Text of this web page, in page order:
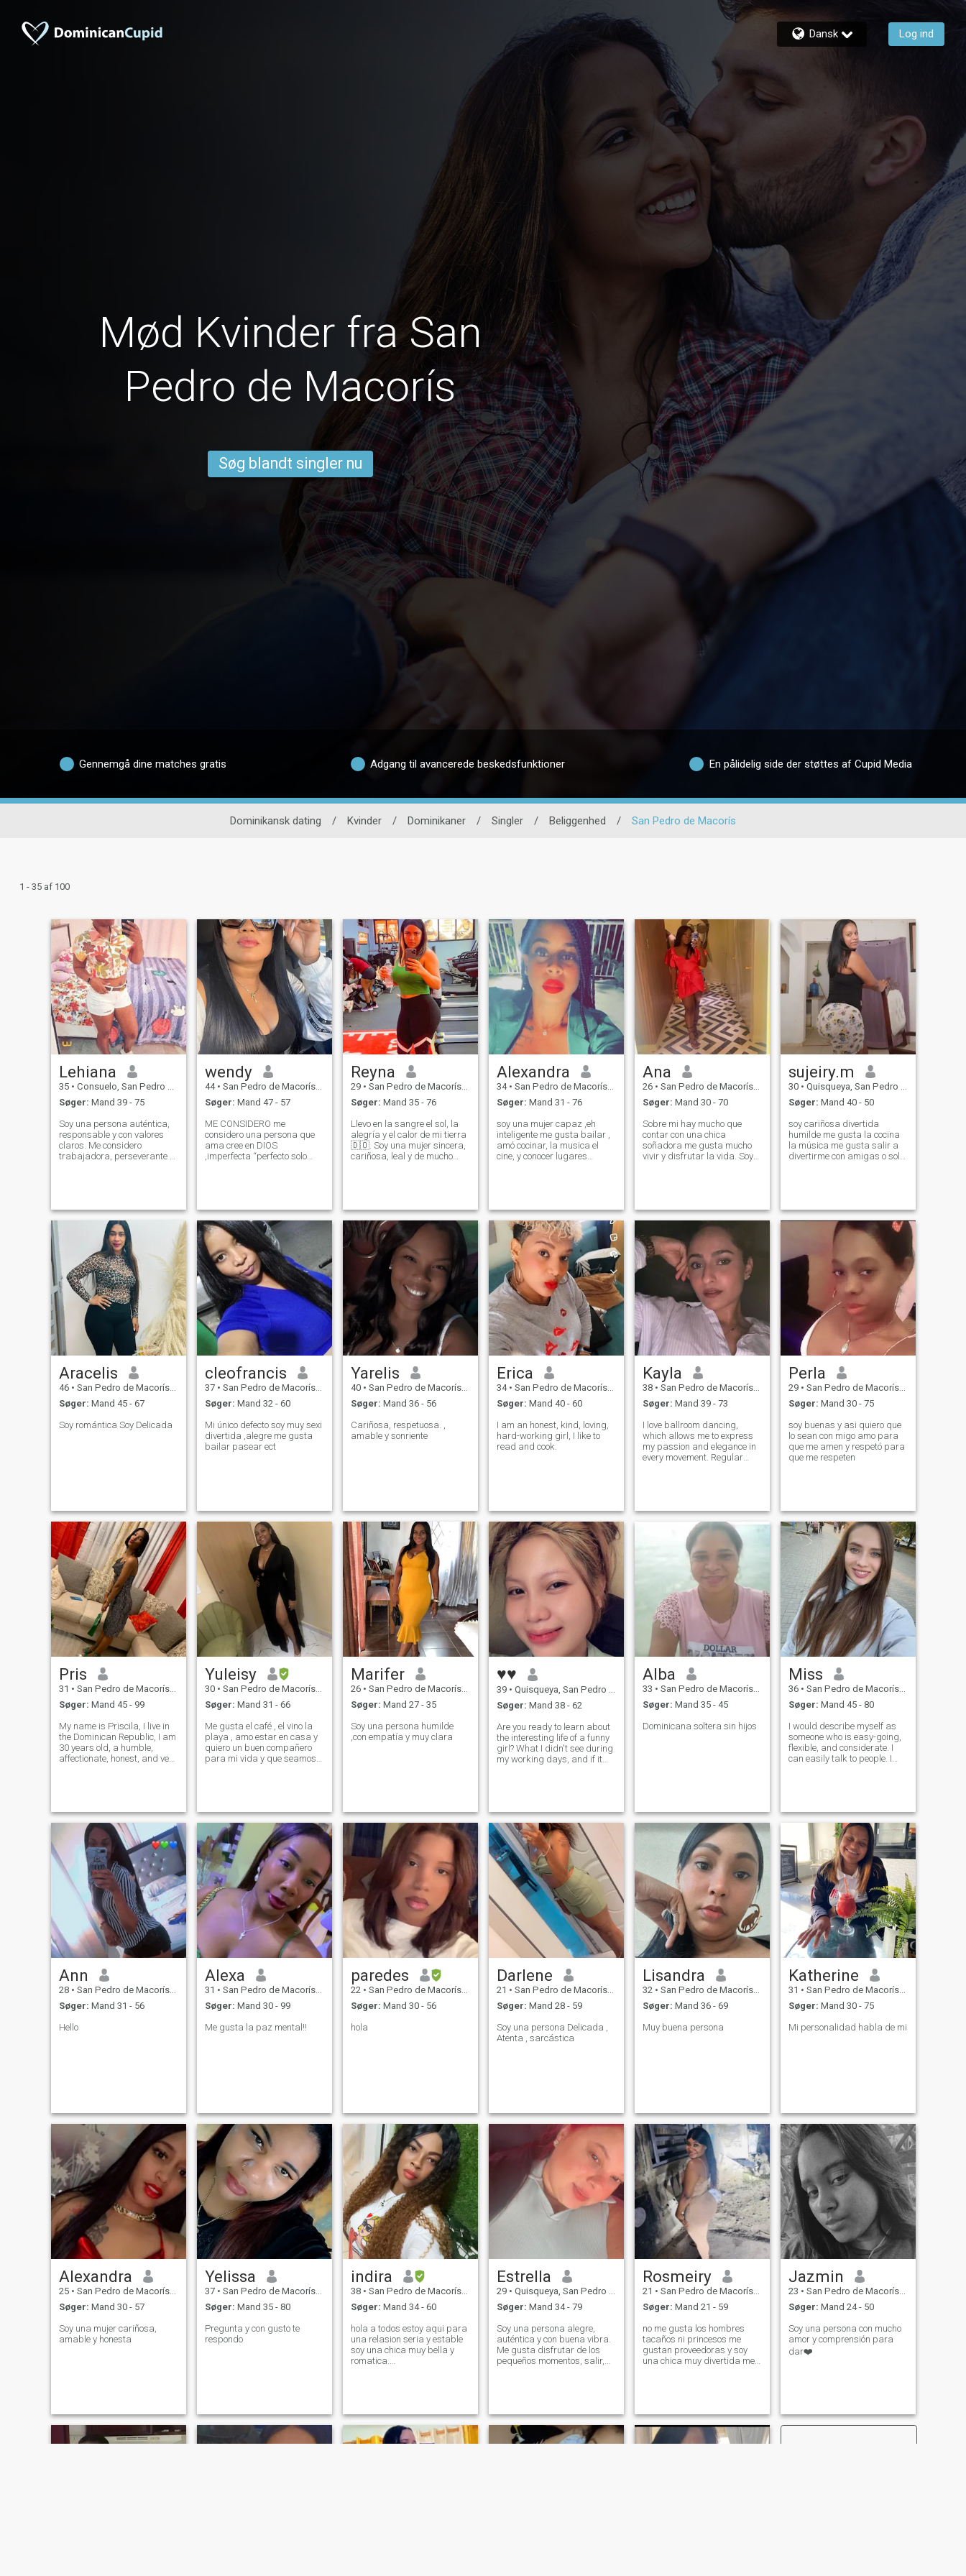
Dansk Log ind
Mød Kvinder fra San
Pedro de Macorís
Søg blandt singler nu
Gennemgå dine matches gratis Adgang til avancerede beskedsfunktioner En pålidelig side der støttes af Cupid Media
Dominikansk dating / Kvinder / Dominikaner / Singler / Beliggenhed / San Pedro de Macorís
1 - 35 af 100
Lehiana
35 • Consuelo, San Pedro de Macorís, DR Dominikanske
Søger: Mand 39 - 75
Soy una persona auténtica,
responsable y con valores
claros. Me considero
trabajadora, perseverante y
aprender cosas nuevas y
rodearme de personas con b
wendy
44 • San Pedro de Macorís, San Pedro de Macorís, DR Dominikanske
Søger: Mand 47 - 57
ME CONSIDERO me
considero una persona que
ama cree en DIOS
,imperfecta “perfecto solo
,madre ,Hermana,amiga de
los amigos, alegre, muy
realista, tengo lo
Reyna
29 • San Pedro de Macorís, San Pedro de Macorís, DR Dominikanske
Søger: Mand 35 - 76
Llevo en la sangre el sol, la
alegría y el calor de mi tierra
🇩🇴. Soy una mujer sincera,
cariñosa, leal y de mucho
elegante. Disfruto de las c
Alexandra
34 • San Pedro de Macorís, San Pedro de Macorís, DR Dominikanske
Søger: Mand 31 - 76
soy una mujer capaz ,eh
inteligente me gusta bailar ,
amó cocinar, la musica el
cine, y conocer lugares
que me conoce siempre dice
eso de mi
Ana
26 • San Pedro de Macorís, San Pedro de Macorís, DR Dominikanske
Søger: Mand 30 - 70
Sobre mi hay mucho que
contar con una chica
soñadora me gusta mucho
vivir y disfrutar la vida. Soy
soy una chica muy
emprendedora, trabajado
sujeiry.m
30 • Quisqueya, San Pedro de Macorís, DR Dominikanske
Søger: Mand 40 - 50
soy cariñosa divertida
humilde me gusta la cocina
la música me gusta salir a
divertirme con amigas o sola
una pareja me consienta me
dediq
Aracelis
46 • San Pedro de Macorís, San Pedro de Macorís, DR Dominikanske
Søger: Mand 45 - 67
Soy romántica Soy Delicada
cleofrancis
37 • San Pedro de Macorís, San Pedro de Macorís, DR Dominikanske
Søger: Mand 32 - 60
Mi único defecto soy muy sexi
divertida ,alegre me gusta
bailar pasear ect
Yarelis
40 • San Pedro de Macorís, San Pedro de Macorís, DR Dominikanske
Søger: Mand 36 - 56
Cariñosa, respetuosa. ,
amable y sonriente
Erica
34 • San Pedro de Macorís, San Pedro de Macorís, DR Dominikanske
Søger: Mand 40 - 60
I am an honest, kind, loving,
hard-working girl, I like to
read and cook.
Kayla
38 • San Pedro de Macorís, San Pedro de Macorís, DR Dominikanske
Søger: Mand 39 - 73
I love ballroom dancing,
which allows me to express
my passion and elegance in
every movement. Regular
discovering new cultures and
experimenting wit
Perla
29 • San Pedro de Macorís, San Pedro de Macorís, DR Dominikanske
Søger: Mand 30 - 75
soy buenas y asi quiero que
lo sean con migo amo para
que me amen y respetó para
que me respeten
Pris
31 • San Pedro de Macorís, San Pedro de Macorís, DR Dominikanske
Søger: Mand 45 - 99
My name is Priscila, I live in
the Dominican Republic, I am
30 years old, a humble,
affectionate, honest, and very
serious and wan
Yuleisy
30 • San Pedro de Macorís, San Pedro de Macorís, DR Dominikanske
Søger: Mand 31 - 66
Me gusta el café , el vino la
playa , amo estar en casa y
quiero un buen compañero
para mi vida y que seamos
Marifer
26 • San Pedro de Macorís, San Pedro de Macorís, DR Dominikanske
Søger: Mand 27 - 35
Soy una persona humilde
,con empatía y muy clara
♥♥
39 • Quisqueya, San Pedro de Macorís, DR Dominikanske
Søger: Mand 38 - 62
Are you ready to learn about
the interesting life of a funny
girl? What I didn't see during
my working days, and if it
you. I don't know what
Alba
33 • San Pedro de Macorís, San Pedro de Macorís, DR Dominikanske
Søger: Mand 35 - 45
Dominicana soltera sin hijos
Miss
36 • San Pedro de Macorís, San Pedro de Macorís, DR Dominikanske
Søger: Mand 45 - 80
I would describe myself as
someone who is easy-going,
flexible, and considerate. I
can easily talk to people. I
Ann
28 • San Pedro de Macorís, San Pedro de Macorís, DR Dominikanske
Søger: Mand 31 - 56
Hello
Alexa
31 • San Pedro de Macorís, San Pedro de Macorís, DR Dominikanske
Søger: Mand 30 - 99
Me gusta la paz mental!!
paredes
22 • San Pedro de Macorís, San Pedro de Macorís, DR Dominikanske
Søger: Mand 30 - 56
hola
Darlene
21 • San Pedro de Macorís, San Pedro de Macorís, DR Dominikanske
Søger: Mand 28 - 59
Soy una persona Delicada ,
Atenta , sarcástica
Lisandra
32 • San Pedro de Macorís, San Pedro de Macorís, DR Dominikanske
Søger: Mand 36 - 69
Muy buena persona
Katherine
31 • San Pedro de Macorís, San Pedro de Macorís, DR Dominikanske
Søger: Mand 30 - 75
Mi personalidad habla de mi
Alexandra
25 • San Pedro de Macorís, San Pedro de Macorís, DR Dominikanske
Søger: Mand 30 - 57
Soy una mujer cariñosa,
amable y honesta
Yelissa
37 • San Pedro de Macorís, San Pedro de Macorís, DR Dominikanske
Søger: Mand 35 - 80
Pregunta y con gusto te
respondo
indira
38 • San Pedro de Macorís, San Pedro de Macorís, DR Dominikanske
Søger: Mand 34 - 60
hola a todos estoy aqui para
una relasion seria y estable
soy una chica muy bella y
romatica.
Estrella
29 • Quisqueya, San Pedro de Macorís, DR Dominikanske
Søger: Mand 34 - 79
Soy una persona alegre,
auténtica y con buena vibra.
Me gusta disfrutar de los
pequeños momentos, salir,
dar lo mejor de mí. También v
Rosmeiry
21 • San Pedro de Macorís, San Pedro de Macorís, DR Dominikanske
Søger: Mand 21 - 59
no me gusta los hombres
tacaños ni princesos me
gustan proveedoras y soy
una chica muy divertida me
dejarme nunca✨
Jazmin
23 • San Pedro de Macorís, San Pedro de Macorís, DR Dominikanske
Søger: Mand 24 - 50
Soy una persona con mucho
amor y comprensión para
dar❤️